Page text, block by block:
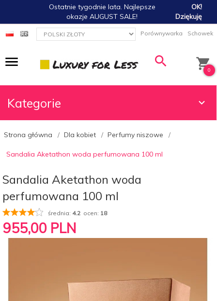
Ostatnie tygodnie lata. Najlepsze
okazje AUGUST SALE!
OK!
Dziękuję
currency_h Porównywarka Schowek
0
Kategorie
Strona główna Dla kobiet Perfumy niszowe
Sandalia Aketathon woda perfumowana 100 ml
Sandalia Aketathon woda
perfumowana 100 ml
średnia: 4.2 ocen: 18
955,00 PLN